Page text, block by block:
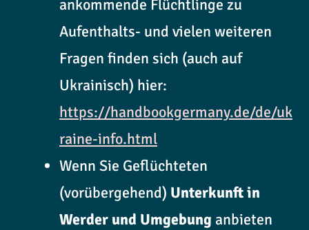
ankommende Flüchtlinge zu
Aufenthalts- und vielen weiteren
Fragen finden sich (auch auf
Ukrainisch) hier:
https://handbookgermany.de/de/uk
raine-info.html
Wenn Sie Geflüchteten
(vorübergehend) Unterkunft in
Werder und Umgebung anbieten